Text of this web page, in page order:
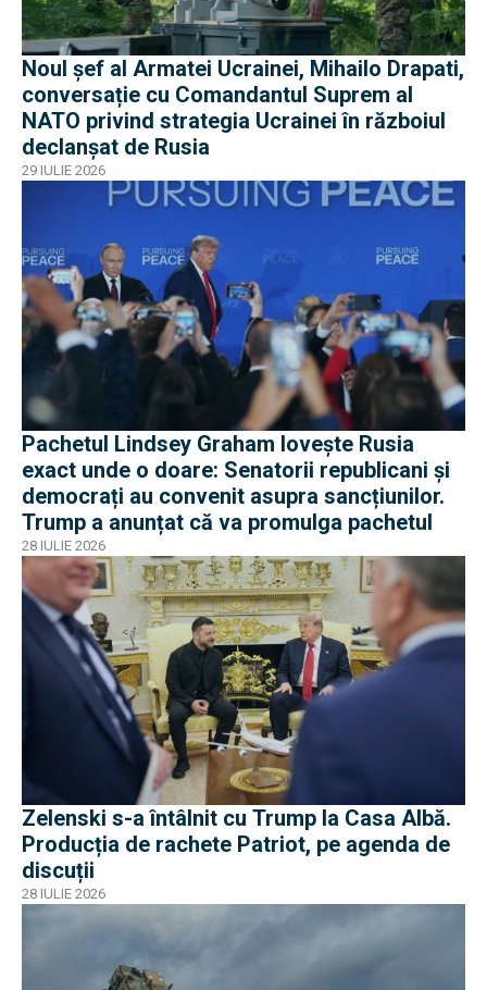
Noul șef al Armatei Ucrainei, Mihailo Drapati,
conversație cu Comandantul Suprem al
NATO privind strategia Ucrainei în războiul
declanșat de Rusia
29 IULIE 2026
Pachetul Lindsey Graham lovește Rusia
exact unde o doare: Senatorii republicani și
democrați au convenit asupra sancțiunilor.
Trump a anunțat că va promulga pachetul
28 IULIE 2026
Zelenski s-a întâlnit cu Trump la Casa Albă.
Producția de rachete Patriot, pe agenda de
discuții
28 IULIE 2026